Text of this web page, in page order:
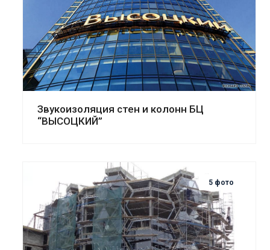
Смотреть проект
Звукоизоляция стен и колонн БЦ
“ВЫСОЦКИЙ”
5 фото